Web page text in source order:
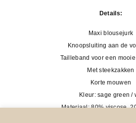
Details:
Maxi blousejurk
Knoopsluiting aan de
Tailleband voor een
Met steekzakken
Korte mouwen
Kleur: sage green /
Materiaal: 80% viscose,